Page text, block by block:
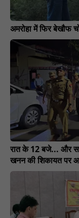
अमरोहा में फिर
रात के 12 बजे... और
खनन की शिकायत पर